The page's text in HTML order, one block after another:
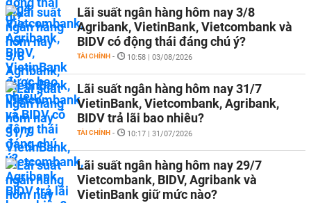
Lãi suất ngân hàng hôm nay 3/8
Agribank, VietinBank, Vietcombank và
BIDV có động thái đáng chú ý?
TÀI CHÍNH - 10:58 | 03/08/2026
Lãi suất ngân hàng hôm nay 31/7
VietinBank, Vietcombank, Agribank,
BIDV trả lãi bao nhiêu?
TÀI CHÍNH - 10:17 | 31/07/2026
Lãi suất ngân hàng hôm nay 29/7
Vietcombank, BIDV, Agribank và
VietinBank giữ mức nào?